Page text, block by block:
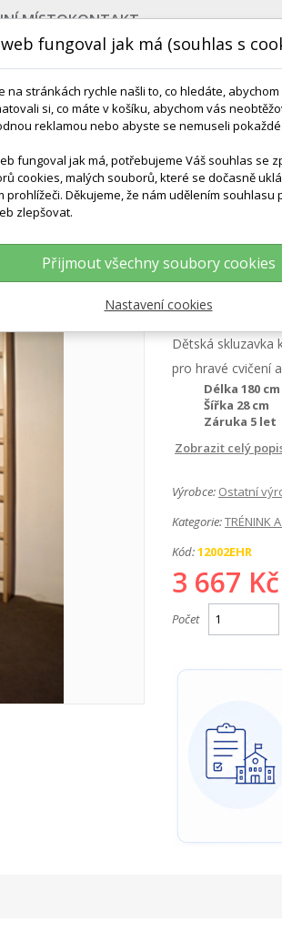
MÍSTOKONTAKT
POMŮCKY DO
180 Cm
Dřevěná
Dětská skluzavka
pro hravé cvičení
Délka 180 cm
Šířka 28 cm
Záruka 5 let
Zobrazit celý
Výrobce: Ostatní
Kategorie:TRÉNINK
Kód:12002EHR
3 667 Kč
Počet
fungoval jak má (souhlas s
na stránkách rychle našli to, co hledáte,
si, co máte v košíku, abychom vás
reklamou nebo abyste se nemuseli
fungoval jak má, potřebujeme Váš souhlas se
cookies, malých souborů, které se dočasně
prohlížeči. Děkujeme, že nám udělením souhlasu
zlepšovat.
Přijmout všechny soubory cookies
Nastavení cookies